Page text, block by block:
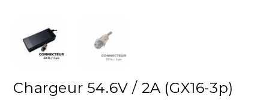
Chargeur 54.6V / 2A (GX16-3p)